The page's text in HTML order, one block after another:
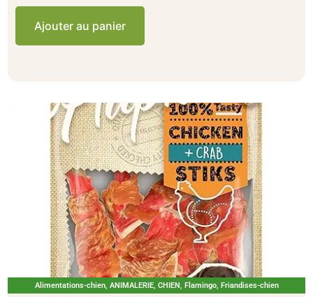
Ajouter au panier
Alimentations-chien, ANIMALERIE, CHIEN, Flamingo, Friandises-chien